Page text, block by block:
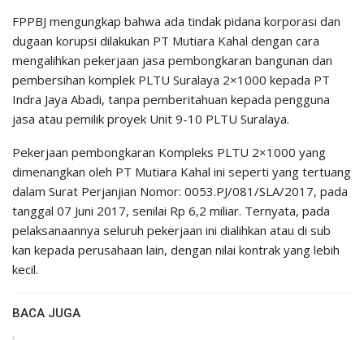
FPPBJ mengungkap bahwa ada tindak pidana korporasi dan
dugaan korupsi dilakukan PT Mutiara Kahal dengan cara
mengalihkan pekerjaan jasa pembongkaran bangunan dan
pembersihan komplek PLTU Suralaya 2×1000 kepada PT
Indra Jaya Abadi, tanpa pemberitahuan kepada pengguna
jasa atau pemilik proyek Unit 9-10 PLTU Suralaya.
Pekerjaan pembongkaran Kompleks PLTU 2×1000 yang
dimenangkan oleh PT Mutiara Kahal ini seperti yang tertuang
dalam Surat Perjanjian Nomor: 0053.PJ/081/SLA/2017, pada
tanggal 07 Juni 2017, senilai Rp 6,2 miliar. Ternyata, pada
pelaksanaannya seluruh pekerjaan ini dialihkan atau di sub
kan kepada perusahaan lain, dengan nilai kontrak yang lebih
kecil.
BACA JUGA